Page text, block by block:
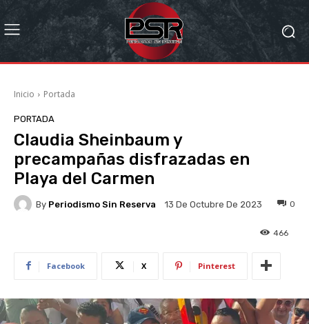
Inicio Portada
PORTADA
Claudia Sheinbaum y
precampañas disfrazadas en
Playa del Carmen
By Periodismo Sin Reserva 13 De Octubre De 2023 0
466
Facebook X Pinterest